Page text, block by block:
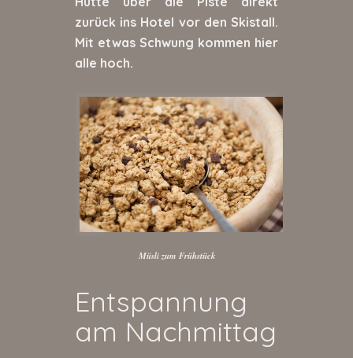
zurück ins Hotel vor den Skistall.
Mit etwas Schwung kommen hier
alle hoch.
Müsli zum Frühstück
Entspannung
am Nachmittag